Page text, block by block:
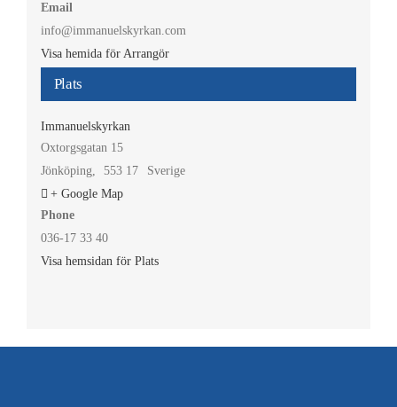
Plats
Immanuelskyrkan
Oxtorgsgatan 15
Jönköping, 553 17
Sverige
+ Google Map
Phone
036-17 33 40
Visa hemsidan för Plats
Email
info@immanuelskyrkan.com
Visa hemida för Arrangör